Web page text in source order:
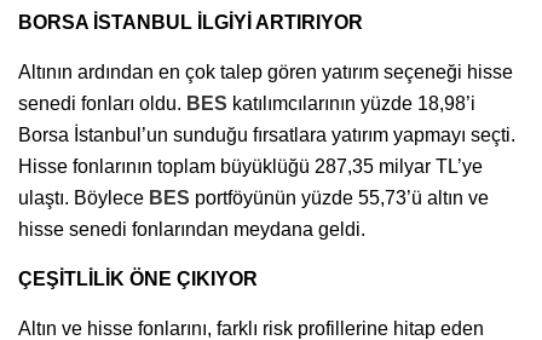
BORSA İSTANBUL İLGİYİ ARTIRIYOR
Altının ardından en çok talep gören yatırım seçeneği hisse
senedi fonları oldu. BES katılımcılarının yüzde 18,98’i
Borsa İstanbul’un sunduğu fırsatlara yatırım yapmayı seçti.
Hisse fonlarının toplam büyüklüğü 287,35 milyar TL’ye
ulaştı. Böylece BES portföyünün yüzde 55,73’ü altın ve
hisse senedi fonlarından meydana geldi.
ÇEŞİTLİLİK ÖNE ÇIKIYOR
Altın ve hisse fonlarını, farklı risk profillerine hitap eden